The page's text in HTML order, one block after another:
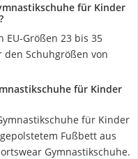
für Kinder
EU-Größen 23 bis 35
Schuhgrößen von
für Kinder
für Kinder
Fußbett aus
Gymnastikschuhe.